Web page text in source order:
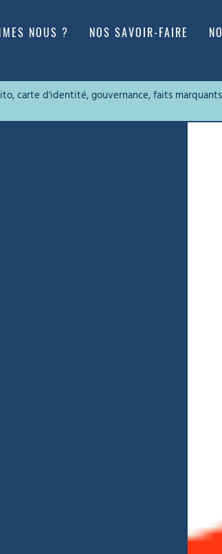
NOUS ? NOS SAVOIR-FAIRE
carte d'identité, gouvernance, faits